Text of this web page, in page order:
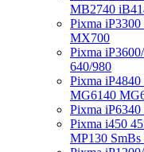
MB2740
Pixma
MX700
Pixma
640/980
Pixma
MG6140
Pixma
Pixma i450
MP130